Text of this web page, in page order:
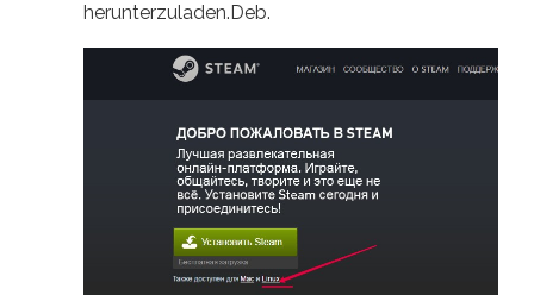
herunterzuladen.Deb.